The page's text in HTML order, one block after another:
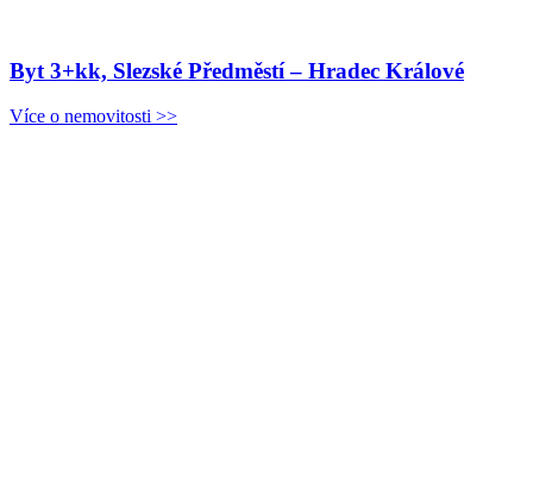
Byt 3+kk, Slezské Předměstí – Hradec Králové
Více o nemovitosti >>